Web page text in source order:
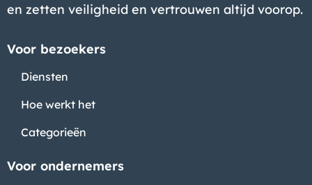
en zetten veiligheid en vertrouwen altijd voorop.
Voor bezoekers
Diensten
Hoe werkt het
Categorieën
Voor ondernemers